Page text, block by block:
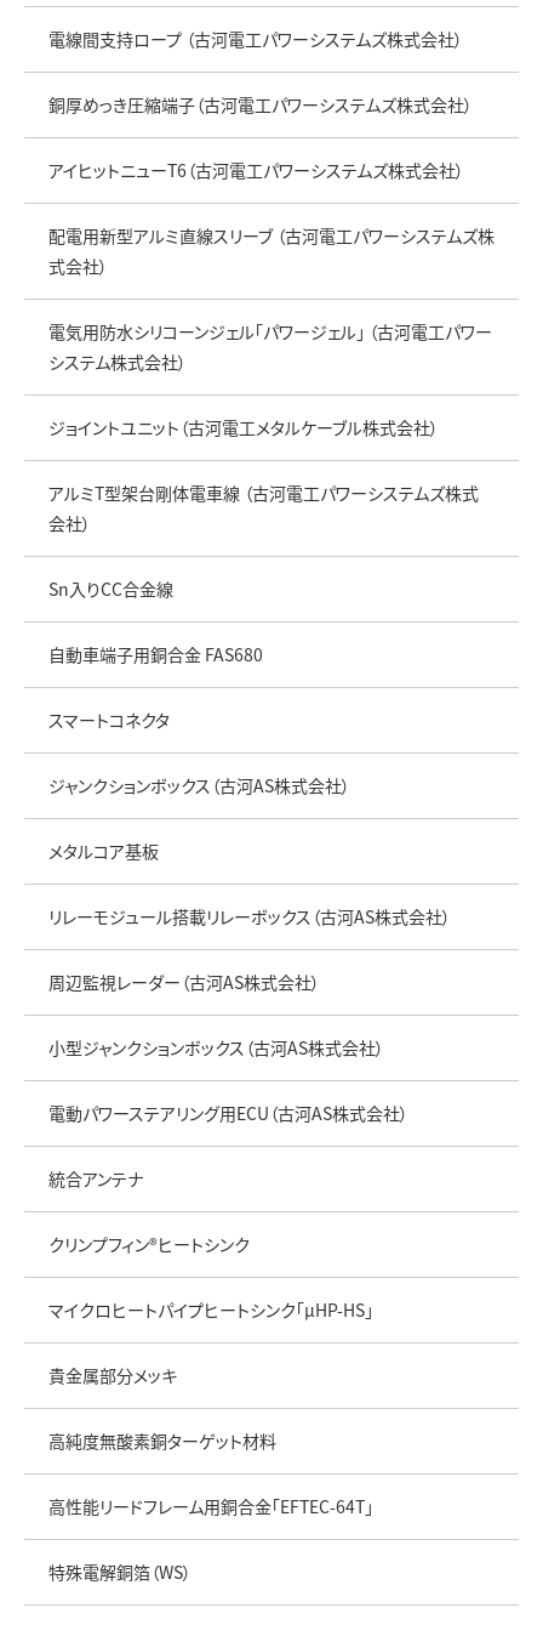
電線間支持ロープ （古河電工パワーシステムズ株式会社）
銅厚めっき圧縮端子（古河電工パワーシステムズ株式会社）
アイヒットニューT6（古河電工パワーシステムズ株式会社）
配電用新型アルミ直線スリーブ （古河電工パワーシステムズ株
式会社）
電気用防水シリコーンジェル「パワージェル」 （古河電工パワー
システム株式会社）
ジョイントユニット（古河電工メタルケーブル株式会社）
アルミT型架台剛体電車線 （古河電工パワーシステムズ株式
会社）
Sn入りCC合金線
自動車端子用銅合金 FAS680
スマートコネクタ
ジャンクションボックス（古河AS株式会社）
メタルコア基板
リレーモジュール搭載リレーボックス（古河AS株式会社）
周辺監視レーダー（古河AS株式会社）
小型ジャンクションボックス（古河AS株式会社）
電動パワーステアリング用ECU（古河AS株式会社）
統合アンテナ
クリンプフィン®ヒートシンク
マイクロヒートパイプヒートシンク「μHP-HS」
貴金属部分メッキ
高純度無酸素銅ターゲット材料
高性能リードフレーム用銅合金「EFTEC-64T」
特殊電解銅箔（WS）